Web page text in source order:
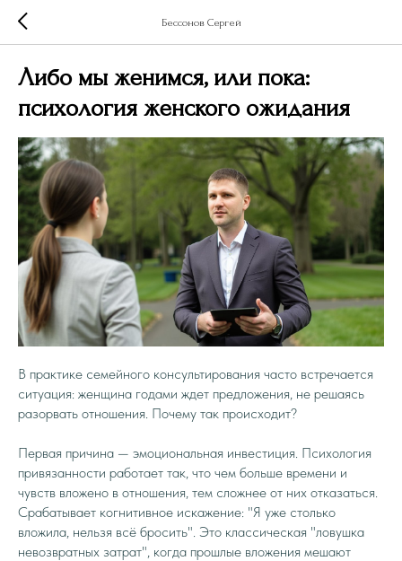
Бессонов Сергей
Либо мы женимся, или пока:
психология женского ожидания
В практике семейного консультирования часто встречается
ситуация: женщина годами ждет предложения, не решаясь
разорвать отношения. Почему так происходит?
Первая причина — эмоциональная инвестиция. Психология
привязанности работает так, что чем больше времени и
чувств вложено в отношения, тем сложнее от них отказаться.
Срабатывает когнитивное искажение: "Я уже столько
вложила, нельзя всё бросить". Это классическая "ловушка
невозвратных затрат", когда прошлые вложения мешают